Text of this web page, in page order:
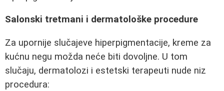
Salonski tretmani i dermatološke procedure
Za upornije slučajeve hiperpigmentacije, kreme za
kućnu negu možda neće biti dovoljne. U tom
slučaju, dermatolozi i estetski terapeuti nude niz
procedura: